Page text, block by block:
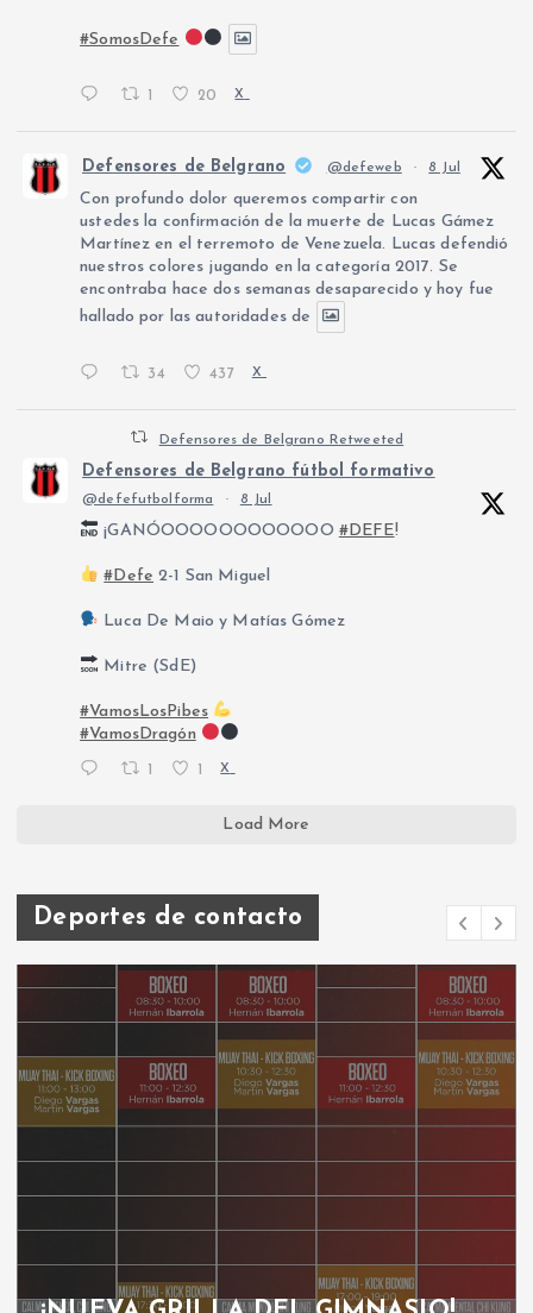
#SomosDefe
20 X
Defensores de Belgrano @defeweb · 8 Jul
Con profundo dolor queremos compartir con
ustedes la confirmación de la muerte de Lucas Gámez
Martínez en el terremoto de Venezuela. Lucas defendió
nuestros colores jugando en la categoría 2017. Se
encontraba hace dos semanas desaparecido y hoy fue
hallado por las autoridades de
34 437 X
Defensores de Belgrano Retweeted
Defensores de Belgrano fútbol formativo
@defefutbolforma · 8 Jul
¡GANÓOOOOOOOOOOOO #DEFE!
#Defe 2-1 San Miguel
Luca De Maio y Matías Gómez
Mitre (SdE)
#VamosLosPibes
#VamosDragón
1 1 X
Load More
Deportes de contacto